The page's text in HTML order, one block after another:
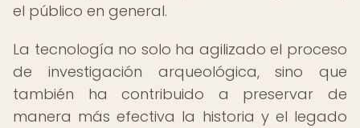
el público en general.
La tecnología no solo ha agilizado el proceso
de investigación arqueológica, sino que
también ha contribuido a preservar de
manera más efectiva la historia y el legado